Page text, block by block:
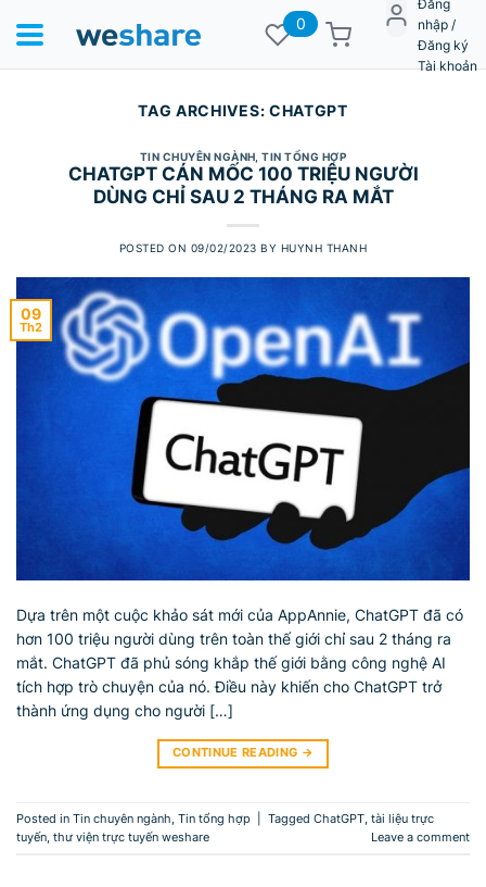
0
Đăng
nhập /
Đăng ký
Tài khoản
TAG ARCHIVES: CHATGPT
TIN CHUYÊN NGÀNH ,TIN TỔNG HỢP
CHATGPT CÁN MỐC 100 TRIỆU NGƯỜI
DÙNG CHỈ SAU 2 THÁNG RA MẮT
POSTED ON 09/02/2023 BY HUYNH THANH
09
Th2
Dựa trên một cuộc khảo sát mới của AppAnnie, ChatGPT đã có
hơn 100 triệu người dùng trên toàn thế giới chỉ sau 2 tháng ra
mắt. ChatGPT đã phủ sóng khắp thế giới bằng công nghệ AI
tích hợp trò chuyện của nó. Điều này khiến cho ChatGPT trở
thành ứng dụng cho người […]
CONTINUE READING →
Posted in Tin chuyên ngành Tin tổng hợp Tagged ChatGPT tài liệu trực
tuyến thư viện trực tuyến weshare Leave a comment